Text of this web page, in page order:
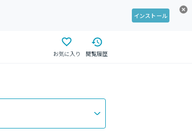
インストール
お気に入り 閲覧履歴